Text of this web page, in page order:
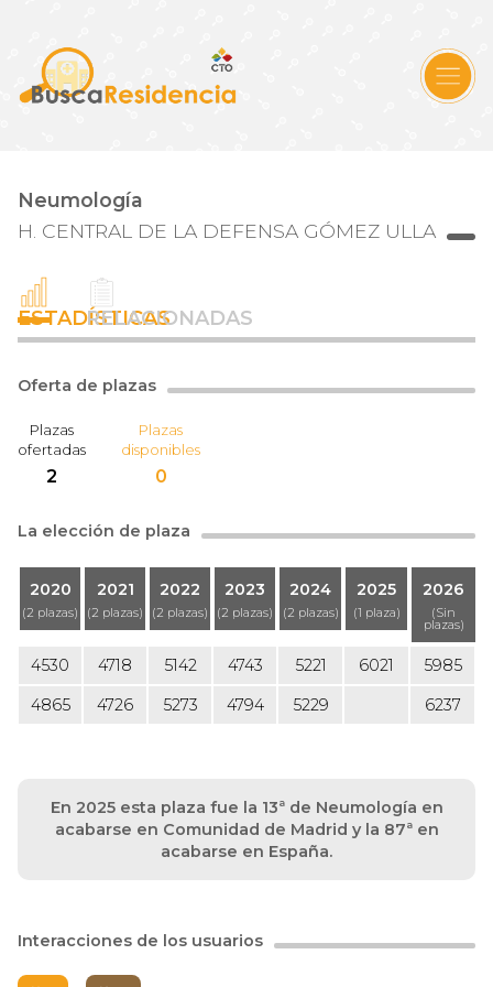
Neumología
H. CENTRAL DE LA DEFENSA GÓMEZ ULLA
ESTADÍSTICAS
RELACIONADAS
Oferta de plazas
Plazas
ofertadas
2
Plazas
disponibles
0
La elección de plaza
2020
(2 plazas)
2021
(2 plazas)
2022
(2 plazas)
2023
(2 plazas)
2024
(2 plazas)
2025
(1 plaza)
2026
(Sin
plazas)
4530 4718 5142 4743 5221 6021
5985
4865
4726 5273 4794 5229 6237
En 2025 esta plaza fue la 13ª de Neumología en
acabarse en Comunidad de Madrid y la 87ª en
acabarse en España.
Interacciones de los usuarios